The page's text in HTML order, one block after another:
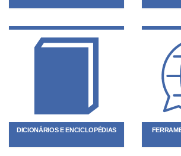
DICIONÁRIOS E ENCICLOPÉDIAS